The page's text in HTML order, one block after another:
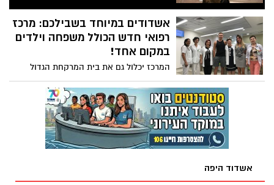
ומוזנחת ונדרש סיוע כספי להמשך הטיפולים
אשדודים במיוחד בשבילכם: מרכז
רפואי חדש הכולל משפחה וילדים
במקום אחד!
המרכז יכלול גם את בית המרקחת הגדול
ביותר באשדוד, שירות ייעוץ אישי ומגוון
שירותים נוספים. בנוסף, ד"ר סופיה גרמן,
מנהלת המרכז הרפואי החדש למשפחה
וילדים של קופת חולים כללית, עם הטיפים
החשובים ביותר שהורים צריכים לשנן הקיץ.
אשדוד היפה